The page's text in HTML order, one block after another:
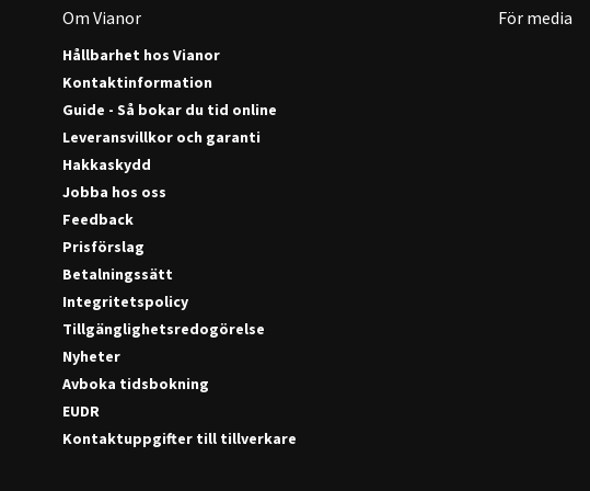
Om Vianor
Hållbarhet hos Vianor
Kontaktinformation
Guide - Så bokar du tid online
Leveransvillkor och garanti
Hakkaskydd
Jobba hos oss
Feedback
Prisförslag
Betalningssätt
Integritetspolicy
Tillgänglighetsredogörelse
Nyheter
Avboka tidsbokning
EUDR
Kontaktuppgifter till tillverkare
För media